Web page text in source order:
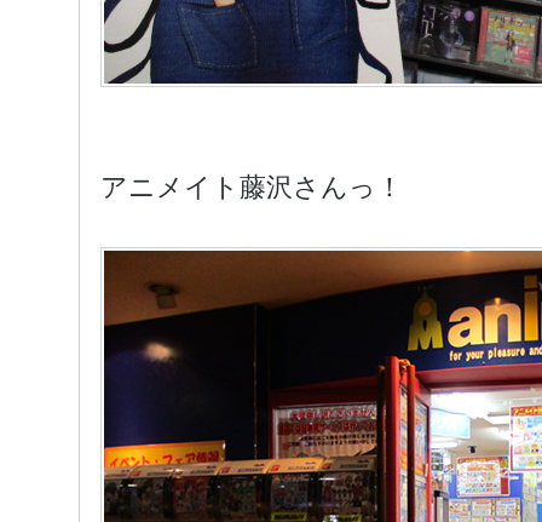
アニメイト藤沢さんっ！